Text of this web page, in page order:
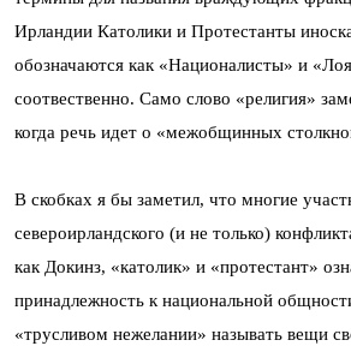
Ирландии Католики и Протестанты
обозначаются как «Националисты» и
соотвественно. Само слово «религия»
когда речь идет о «межобщинных
В скобках я бы заметил, что многие
североирландского (и не только)
как Докинз, «католик» и «протестант»
принадлежность к национальной
«трусливом нежелании» называть вещи